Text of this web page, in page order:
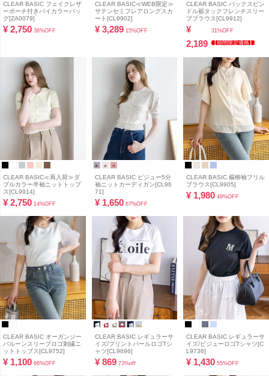
CLEAR BASIC フェイクレザ
ーポーチ付きバイカラーバッ
グ[ZA0079]
¥ 2,750 36%OFF
CLEAR BASIC≪WEB限定≫
サテンセミフレアロングスカ
ート[CL9902]
¥ 3,289 15%OFF
CLEAR BASIC バックスピン
ドル裾タックフレンチスリー
ブブラウス[CL9912]
¥
2,189
31%OFF
【期間限定価格】
CLEAR BASIC≪再入荷≫ダ
ブルカラー半袖ニットトップ
ス[CL9914]
¥ 2,750 14%OFF
CLEAR BASIC ビジュー5分
袖ニットカーディガン[CL96
71]
¥ 1,650 67%OFF
CLEAR BASIC 楊柳袖フリル
ブラウス[CL9905]
¥ 1,980 49%OFF
CLEAR BASIC オーガンジー
バルーンスリーブロゴ刺繍ニ
ットトップス[CL9752]
¥ 1,100 66%OFF
CLEAR BASIC レギュラーサ
イズ/プリントパールロゴTシ
ャツ[CL9696]
¥ 869 73%off
CLEAR BASIC レギュラーサ
イズ/ビジューロゴTシャツ[C
L9736]
¥ 1,430 55%OFF